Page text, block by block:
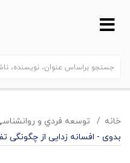
خانه توسعه فردي و
بدوی - افسانه زدایی از چگونگی